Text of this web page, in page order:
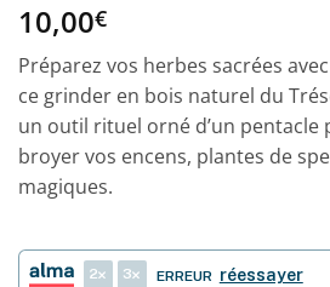
10,00€
Préparez vos herbes sacrées
ce grinder en bois naturel du
un outil rituel orné d’un pentacle
broyer vos encens, plantes de
magiques.
2 3 ERREUR réessayer